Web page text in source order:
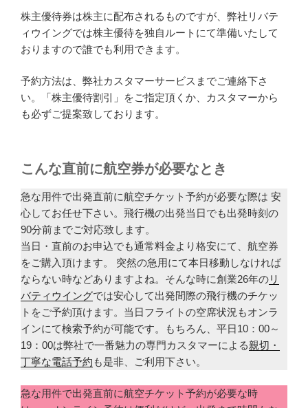
株主優待券は株主に配布されるものですが、弊社リバテ
ィウイングでは株主優待を独自ルートにて準備いたして
おりますので誰でも利用できます。
予約方法は、弊社カスタマーサービスまでご連絡下さ
い。「株主優待割引」をご指定頂くか、カスタマーから
も必ずご提案致しております。
こんな直前に航空券が必要なとき
急な用件で出発直前に航空チケット予約が必要な際は 安
心してお任せ下さい。飛行機の出発当日でも出発時刻の
90分前までご対応致します。
当日・直前のお申込でも通常料金より格安にて、航空券
をご購入頂けます。 突然の急用にて本日移動しなければ
ならない時などありますよね。そんな時に創業26年のリ
バティウイングでは安心して出発間際の飛行機のチケッ
トをご予約頂けます。当日フライトの空席状況もオンラ
インにて検索予約が可能です。もちろん、平日10：00～
19：00は弊社で一番魅力の専門カスタマーによる親切・
丁寧な電話予約 も是非、ご利用下さい。
急な用件で出発直前に航空チケット予約が必要な時